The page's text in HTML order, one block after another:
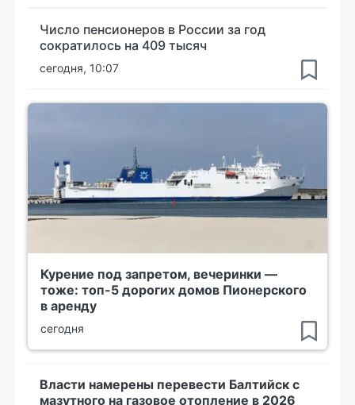
Число пенсионеров в России за год
сократилось на 409 тысяч
сегодня, 10:07
Курение под запретом, вечеринки —
тоже: топ-5 дорогих домов Пионерского
в аренду
сегодня
Власти намерены перевести Балтийск с
мазутного на газовое отопление в 2026